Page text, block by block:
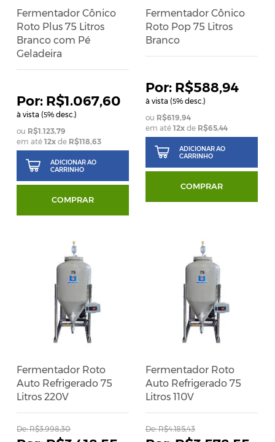
Fermentador Cônico
Roto Plus 75 Litros
Branco com Pé
Geladeira
R$1.067,60
à vista (5% desc.)
R$1.123,79
em até12x de R$118,63
ADICIONAR AO
CARRINHO
COMPRAR
Fermentador Cônico
Roto Pop 75 Litros
Branco
R$588,94
à vista (5% desc.)
R$619,94
em até 12xde R$65,44
ADICIONAR AO
CARRINHO
COMPRAR
Fermentador Roto
Auto Refrigerado 75
Litros 220V
De: R$3.998,30
Fermentador Roto
Auto Refrigerado 75
Litros 110V
De: R$4.185,43